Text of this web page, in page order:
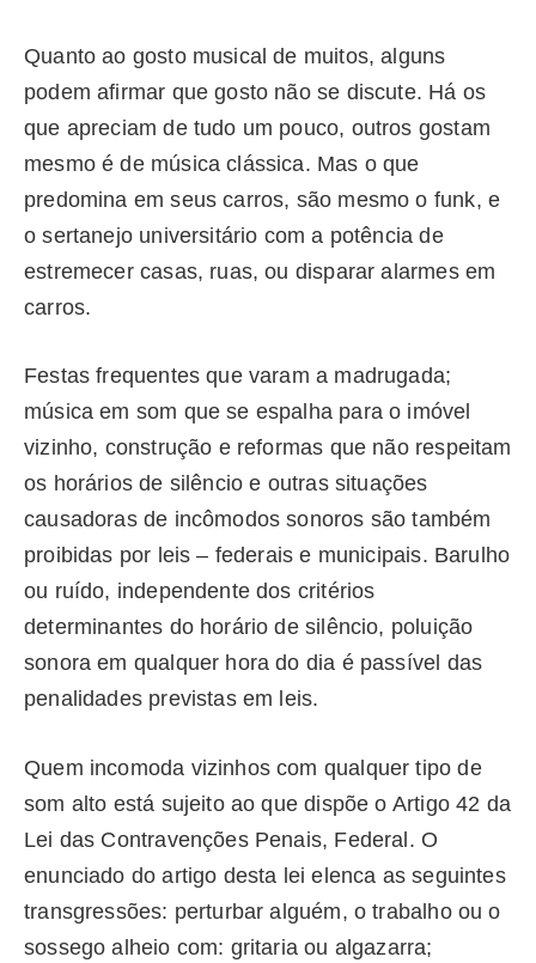
Quanto ao gosto musical de muitos, alguns
podem afirmar que gosto não se discute. Há os
que apreciam de tudo um pouco, outros gostam
mesmo é de música clássica. Mas o que
predomina em seus carros, são mesmo o funk, e
o sertanejo universitário com a potência de
estremecer casas, ruas, ou disparar alarmes em
carros.
Festas frequentes que varam a madrugada;
música em som que se espalha para o imóvel
vizinho, construção e reformas que não respeitam
os horários de silêncio e outras situações
causadoras de incômodos sonoros são também
proibidas por leis – federais e municipais. Barulho
ou ruído, independente dos critérios
determinantes do horário de silêncio, poluição
sonora em qualquer hora do dia é passível das
penalidades previstas em leis.
Quem incomoda vizinhos com qualquer tipo de
som alto está sujeito ao que dispõe o Artigo 42 da
Lei das Contravenções Penais, Federal. O
enunciado do artigo desta lei elenca as seguintes
transgressões: perturbar alguém, o trabalho ou o
sossego alheio com: gritaria ou algazarra;